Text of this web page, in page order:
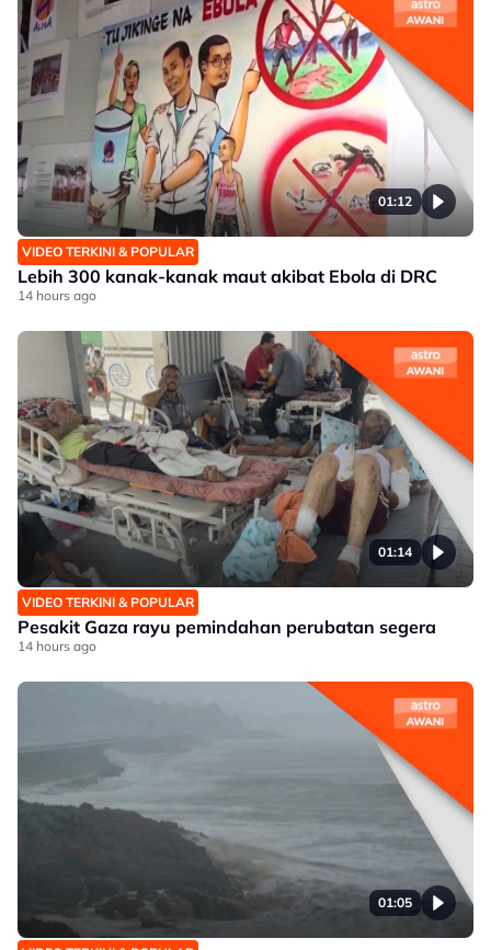
01:12
VIDEO TERKINI & POPULAR
Lebih 300 kanak-kanak maut akibat Ebola di DRC
14 hours ago
01:14
VIDEO TERKINI & POPULAR
Pesakit Gaza rayu pemindahan perubatan segera
14 hours ago
01:05